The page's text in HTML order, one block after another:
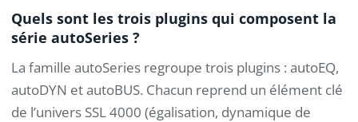
Quels sont les trois plugins qui composent la
série autoSeries ?
La famille autoSeries regroupe trois plugins : autoEQ,
autoDYN et autoBUS. Chacun reprend un élément clé
de l’univers SSL 4000 (égalisation, dynamique de